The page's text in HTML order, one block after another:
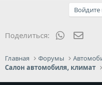
Войдите
Поделиться: WhatsApp
Главная Форумы
Салон автомобиля, климат